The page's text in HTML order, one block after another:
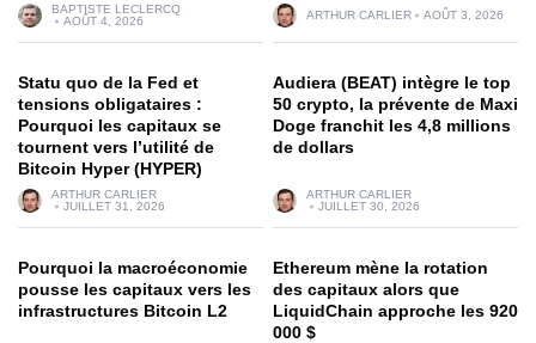
BAPTISTE LECLERCQ
AOÛT 4, 2026
ARTHUR CARLIER AOÛT 3, 2026
Statu quo de la Fed et
tensions obligataires :
Pourquoi les capitaux se
tournent vers l’utilité de
Bitcoin Hyper (HYPER)
ARTHUR CARLIER
JUILLET 31, 2026
Audiera (BEAT) intègre le top
50 crypto, la prévente de Maxi
Doge franchit les 4,8 millions
de dollars
ARTHUR CARLIER
JUILLET 30, 2026
Pourquoi la macroéconomie
pousse les capitaux vers les
infrastructures Bitcoin L2
Ethereum mène la rotation
des capitaux alors que
LiquidChain approche les 920
000 $